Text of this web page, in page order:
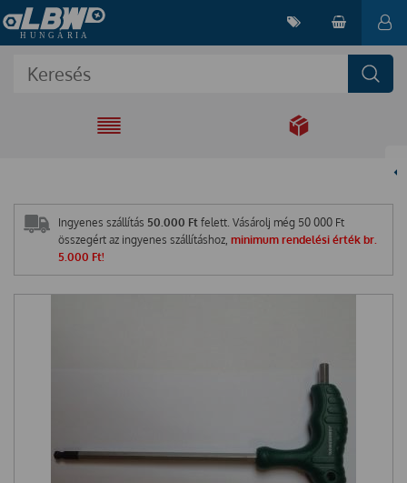
EGYÜTT A
Ingyenes szállítás 50.000 Ft felett. Vásárolj még 50 000 Ft
összegért az ingyenes szállításhoz, minimum rendelési érték br.
5.000 Ft!